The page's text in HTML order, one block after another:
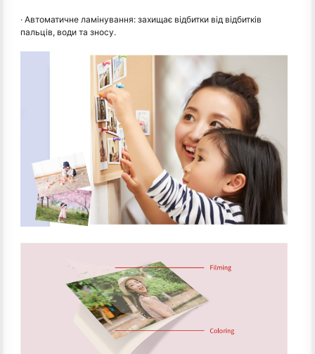
· Автоматичне ламінування: захищає відбитки від відбитків
пальців, води та зносу.